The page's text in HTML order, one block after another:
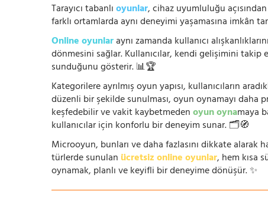
Tarayıcı tabanlıoyunlar, cihaz uyumluluğu
farklı ortamlarda aynı deneyimi yaşamasına imkân
Online oyunlaraynı zamanda kullanıcı
dönmesini sağlar. Kullanıcılar, kendi gelişimini
sunduğunu gösterir. 📊🏆
Kategorilere ayrılmış oyun yapısı, kullanıcıların
düzenli bir şekilde sunulması, oyun oynamayı daha
keşfedebilir ve vakit kaybetmedenoyun oynamaya
kullanıcılar için konforlu bir deneyim sunar. 🗂️🧭
Microoyun, bunları ve daha fazlasını dikkate alarak
türlerde sunulan ücretsiz online oyunlar, hem kısa
oynamak, planlı ve keyifli bir deneyime dönüşür. ✨